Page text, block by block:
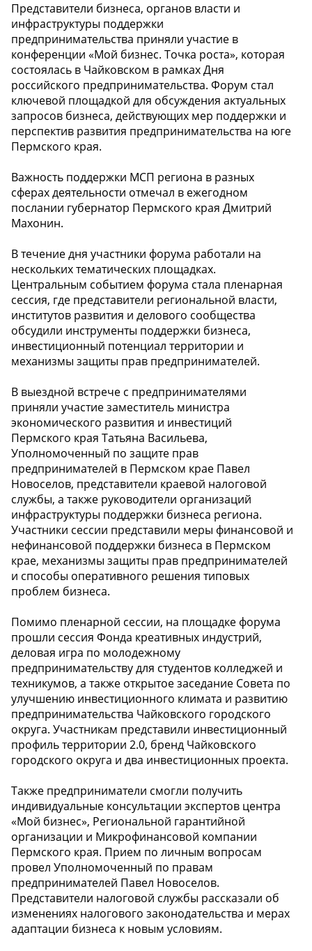
Представители бизнеса, органов власти и
инфраструктуры поддержки
предпринимательства приняли участие в
конференции «Мой бизнес. Точка роста», которая
состоялась в Чайковском в рамках Дня
российского предпринимательства. Форум стал
ключевой площадкой для обсуждения актуальных
запросов бизнеса, действующих мер поддержки и
перспектив развития предпринимательства на юге
Пермского края.
️Важность поддержки МСП региона в разных
сферах деятельности отмечал в ежегодном
послании губернатор Пермского края Дмитрий
Махонин.
В течение дня участники форума работали на
нескольких тематических площадках.
Центральным событием форума стала пленарная
сессия, где представители региональной власти,
институтов развития и делового сообщества
обсудили инструменты поддержки бизнеса,
инвестиционный потенциал территории и
механизмы защиты прав предпринимателей.
В выездной встрече с предпринимателями
приняли участие заместитель министра
экономического развития и инвестиций
Пермского края Татьяна Васильева,
Уполномоченный по защите прав
предпринимателей в Пермском крае Павел
Новоселов, представители краевой налоговой
службы, а также руководители организаций
инфраструктуры поддержки бизнеса региона.
Участники сессии представили меры финансовой и
нефинансовой поддержки бизнеса в Пермском
крае, механизмы защиты прав предпринимателей
и способы оперативного решения типовых
проблем бизнеса.
Помимо пленарной сессии, на площадке форума
прошли сессия Фонда креативных индустрий,
деловая игра по молодежному
предпринимательству для студентов колледжей и
техникумов, а также открытое заседание Совета по
улучшению инвестиционного климата и развитию
предпринимательства Чайковского городского
округа. Участникам представили инвестиционный
профиль территории 2.0, бренд Чайковского
городского округа и два инвестиционных проекта.
Также предприниматели смогли получить
индивидуальные консультации экспертов центра
«Мой бизнес», Региональной гарантийной
организации и Микрофинансовой компании
Пермского края. Прием по личным вопросам
провел Уполномоченный по правам
предпринимателей Павел Новоселов.
Представители налоговой службы рассказали об
изменениях налогового законодательства и мерах
адаптации бизнеса к новым условиям.